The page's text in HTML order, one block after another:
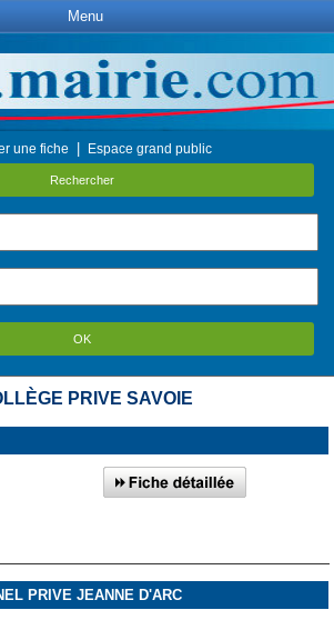
Menu
une fiche Espace grand public
Rechercher
OK
PRIVE SAVOIE
PRIVE JEANNE D'ARC